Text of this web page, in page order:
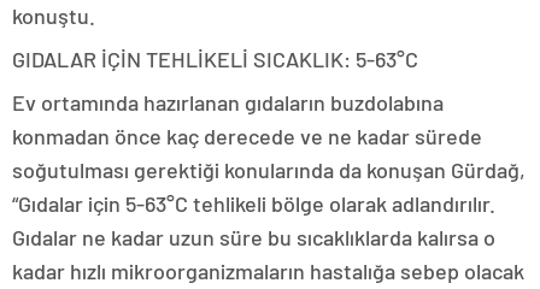
konuştu.
GIDALAR İÇİN TEHLİKELİ SICAKLIK: 5-63°C
Ev ortamında hazırlanan gıdaların buzdolabına
konmadan önce kaç derecede ve ne kadar sürede
soğutulması gerektiği konularında da konuşan Gürdağ,
“Gıdalar için 5-63°C tehlikeli bölge olarak adlandırılır.
Gıdalar ne kadar uzun süre bu sıcaklıklarda kalırsa o
kadar hızlı mikroorganizmaların hastalığa sebep olacak